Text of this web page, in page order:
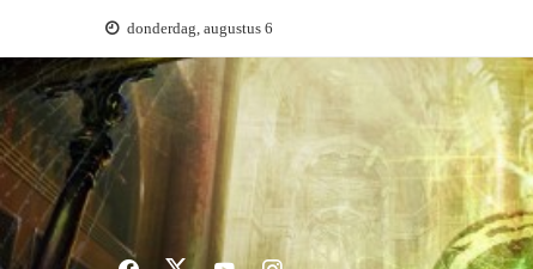
inhoud
donderdag, augustus 6